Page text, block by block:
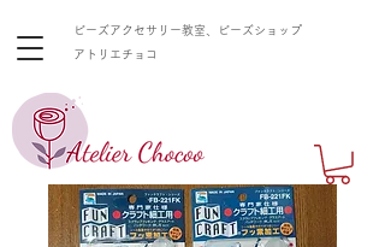
ビーズアクセサリー教室、ビーズショップ
​アトリエチョコ